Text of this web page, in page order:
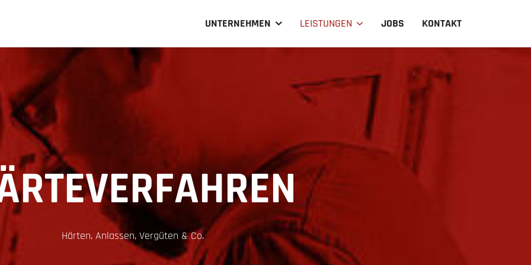
UNTERNEHMEN LEISTUNGEN JOBS KONTAKT
Härten, Anlassen, Vergüten & Co.